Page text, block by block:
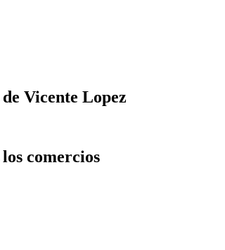
de Vicente Lopez
comercios